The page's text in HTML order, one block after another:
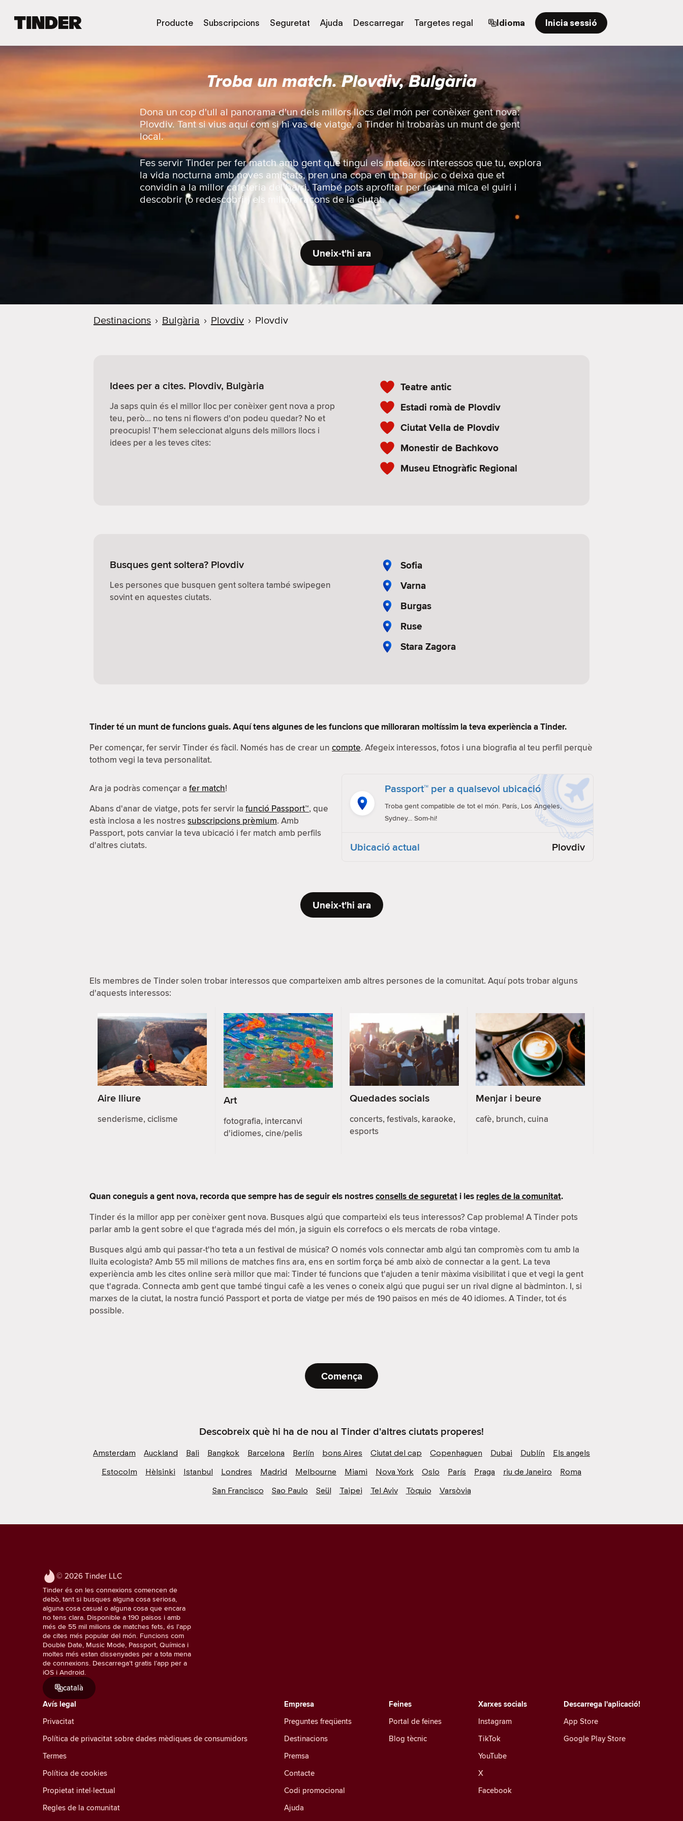
e
i
Producte Subscripcions Seguretat Ajuda Descarregar Targetes regal Idioma Inicia sessió
Troba un match. Plovdiv, Bulgària
Dona un cop d'ull al panorama d'un dels millors llocs del món per conèixer gent nova:
Plovdiv. Tant si vius aquí com si hi vas de viatge, a Tinder hi trobaràs un munt de gent
local.
Fes servir Tinder per fer match amb gent que tingui els mateixos interessos que tu, explora
la vida nocturna amb noves amistats, pren una copa en un bar típic o deixa que et
convidin a la millor cafeteria del barri. També pots aprofitar per fer una mica el guiri i
descobrir (o redescobrir) els millors racons de la ciutat.
Uneix-t'hi ara
Destinacions › Bulgària › Plovdiv › Plovdiv
Idees per a cites. Plovdiv, Bulgària
Ja saps quin és el millor lloc per conèixer gent nova a prop
teu, però… no tens ni flowers d'on podeu quedar? No et
preocupis! T'hem seleccionat alguns dels millors llocs i
idees per a les teves cites:
Teatre antic
Estadi romà de Plovdiv
Ciutat Vella de Plovdiv
Monestir de Bachkovo
Museu Etnogràfic Regional
Busques gent soltera? Plovdiv
Les persones que busquen gent soltera també swipegen
sovint en aquestes ciutats.
Sofia
Varna
Burgas
Ruse
Stara Zagora
Tinder té un munt de funcions guais. Aquí tens algunes de les funcions que milloraran moltíssim la teva experiència a Tinder.
Per començar, fer servir Tinder és fàcil. Només has de crear un compte. Afegeix interessos, fotos i una biografia al teu perfil perquè
tothom vegi la teva personalitat.
Ara ja podràs començar a fer match!
Abans d'anar de viatge, pots fer servir la funció Passport™, que
està inclosa a les nostressubscripcions prèmium. Amb
Passport, pots canviar la teva ubicació i fer match amb perfils
d'altres ciutats.
Passport™ per a qualsevol ubicació
Troba gent compatible de tot el món. París, Los Angeles,
Sydney... Som-hi!
Ubicació actual Plovdiv
Uneix-t'hi ara
Els membres de Tinder solen trobar interessos que comparteixen amb altres persones de la comunitat. Aquí pots trobar alguns
d'aquests interessos:
Aire lliure
senderisme, ciclisme
Art
fotografia, intercanvi
d'idiomes, cine/pelis
Quedades socials
concerts, festivals, karaoke,
esports
Menjar i beure
cafè, brunch, cuina
Quan coneguis a gent nova, recorda que sempre has de seguir els nostresconsells de seguretat i les regles de la comunitat.
Tinder és la millor app per conèixer gent nova. Busques algú que comparteixi els teus interessos? Cap problema! A Tinder pots
parlar amb la gent sobre el que t'agrada més del món, ja siguin els correfocs o els mercats de roba vintage.
Busques algú amb qui passar-t'ho teta a un festival de música? O només vols connectar amb algú tan compromès com tu amb la
lluita ecologista? Amb 55 mil milions de matches fins ara, ens en sortim força bé amb això de connectar a la gent. La teva
experiència amb les cites online serà millor que mai: Tinder té funcions que t'ajuden a tenir màxima visibilitat i que et vegi la gent
que t'agrada. Connecta amb gent que també tingui cafè a les venes o coneix algú que pugui ser un rival digne al bàdminton. I, si
marxes de la ciutat, la nostra funció Passport et porta de viatge per més de 190 països en més de 40 idiomes. A Tinder, tot és
possible.
Comença
Descobreix què hi ha de nou al Tinder d'altres ciutats properes!
Amsterdam Auckland Bali Bangkok Barcelona Berlín bons Aires Ciutat del cap Copenhaguen Dubai Dublín
Els angels
Estocolm
Hèlsinki Istanbul Londres Madrid Melbourne Miami Nova York Oslo París Praga riu de Janeiro
Roma
San Francisco
Sao Paulo Seül Taipei Tel Aviv Tòquio Varsòvia
© 2026 Tinder LLC
Tinder és on les connexions comencen de
debò, tant si busques alguna cosa seriosa,
alguna cosa casual o alguna cosa que encara
no tens clara. Disponible a 190 països i amb
més de 55 mil milions de matches fets, és l'app
de cites més popular del món. Funcions com
Double Date, Music Mode, Passport, Química i
moltes més estan dissenyades per a tota mena
de connexions. Descarrega't gratis l’app per a
iOS i Android.
català
Xarxes socials
Instagram
TikTok
YouTube
X
Facebook
Avís legal
Privacitat
Política de privacitat sobre dades mèdiques de consumidors
Termes
Política de cookies
Propietat intel·lectual
Regles de la comunitat
Feines
Portal de feines
Blog tècnic
Empresa
Preguntes freqüents
Destinacions
Premsa
Contacte
Codi promocional
Ajuda
Descarrega l'aplicació!
App Store
Google Play Store